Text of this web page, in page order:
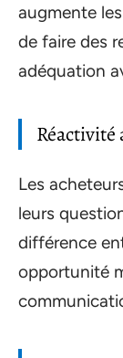
augmente
de faire des
adéquation
Réactivité
Les
leurs
différence
opportunité